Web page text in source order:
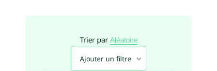
Trier par Aléatoire
Ajouter un filtre